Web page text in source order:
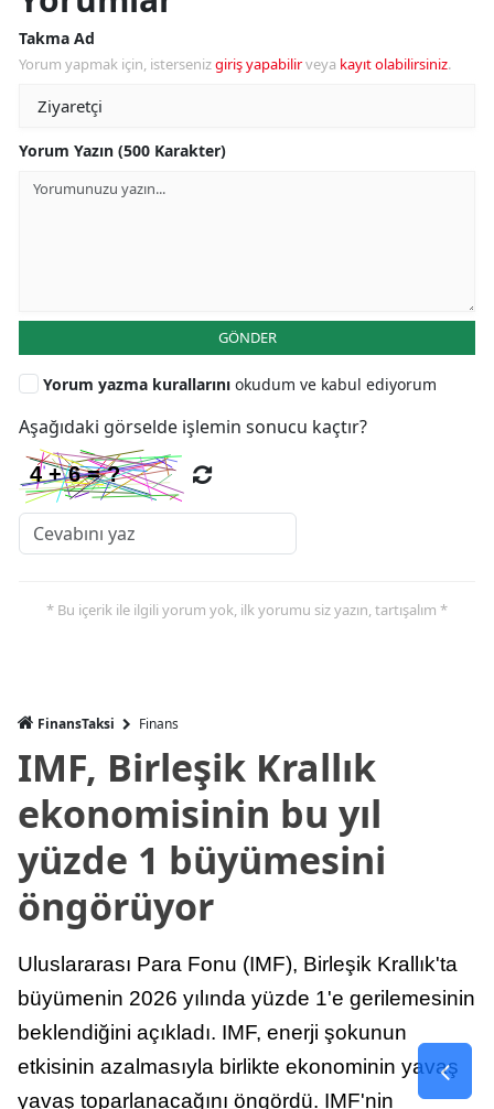
Takma Ad
Yorum yapmak için, istersenizgiriş yapabilirveya kayıt olabilirsiniz.
Yorum Yazın (500 Karakter)
GÖNDER
Yorum yazma kurallarını okudum ve kabul ediyorum
Aşağıdaki görselde işlemin sonucu kaçtır?
* Bu içerik ile ilgili yorum yok, ilk yorumu siz yazın, tartışalım *
FinansTaksi Finans
IMF, Birleşik Krallık
ekonomisinin bu yıl
yüzde 1 büyümesini
öngörüyor
Uluslararası Para Fonu (IMF), Birleşik Krallık'ta
büyümenin 2026 yılında yüzde 1'e gerilemesinin
beklendiğini açıkladı. IMF, enerji şokunun
etkisinin azalmasıyla birlikte ekonominin yavaş
yavaş toparlanacağını öngördü. IMF'nin